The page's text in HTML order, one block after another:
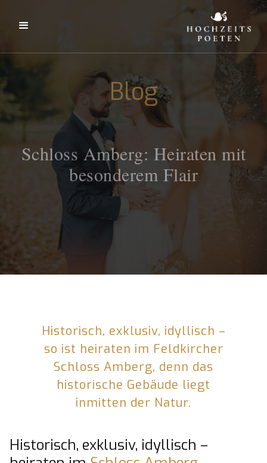
Blog
Schloss Amberg: Heiraten mit
besonderem Flair
Historisch, exklusiv, idyllisch –
so ist heiraten im Feldkircher
Schloss Amberg, denn das
historische Gebäude liegt
inmitten der Natur.
Historisch, exklusiv, idyllisch –